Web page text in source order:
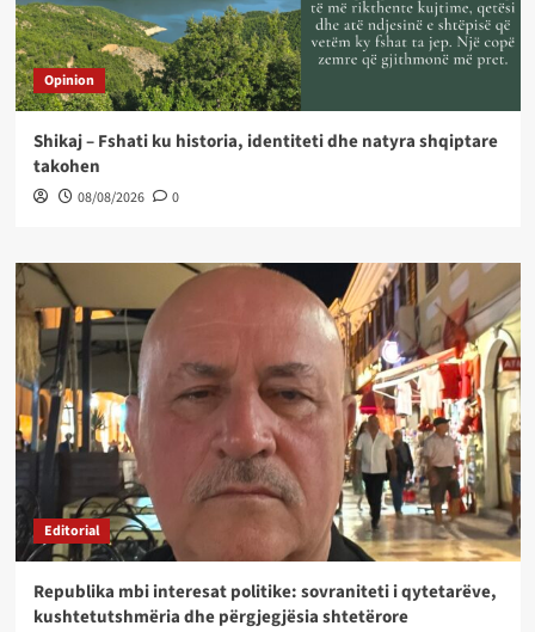
Opinion
Shikaj – Fshati ku historia, identiteti dhe natyra shqiptare
takohen
08/08/2026 0
Editorial
Republika mbi interesat politike: sovraniteti i qytetarëve,
kushtetutshmëria dhe përgjegjësia shtetërore